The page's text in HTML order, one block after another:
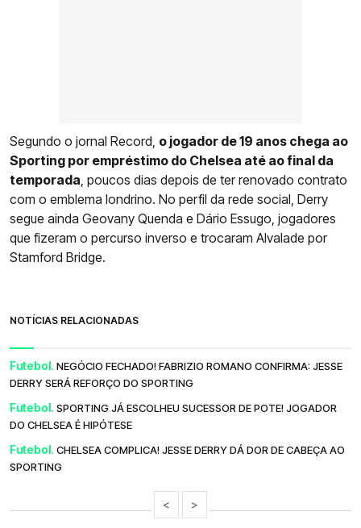
Segundo o jornal Record, o jogador de 19 anos chega ao
Sporting por empréstimo do Chelsea até ao final da
temporada, poucos dias depois de ter renovado contrato
com o emblema londrino. No perfil da rede social, Derry
segue ainda Geovany Quenda e Dário Essugo, jogadores
que fizeram o percurso inverso e trocaram Alvalade por
Stamford Bridge.
NOTÍCIAS RELACIONADAS
Futebol. NEGÓCIO FECHADO! FABRIZIO ROMANO CONFIRMA: JESSE
DERRY SERÁ REFORÇO DO SPORTING
Futebol. SPORTING JÁ ESCOLHEU SUCESSOR DE POTE! JOGADOR
DO CHELSEA É HIPÓTESE
Futebol. CHELSEA COMPLICA! JESSE DERRY DÁ DOR DE CABEÇA AO
SPORTING
< >